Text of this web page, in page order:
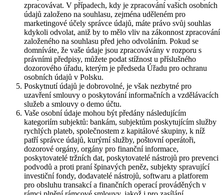
zpracovávat. V případech, kdy je zpracování vašich osobních
údajů založeno na souhlasu, zejména uděleném pro
marketingové účely správce údajů, máte právo svůj souhlas
kdykoli odvolat, aniž by to mělo vliv na zákonnost zpracování
založeného na souhlasu před jeho odvoláním. Pokud se
domníváte, že vaše údaje jsou zpracovávány v rozporu s
právními předpisy, můžete podat stížnost u příslušného
dozorového úřadu, kterým je předseda Úřadu pro ochranu
osobních údajů v Polsku.
Poskytnutí údajů je dobrovolné, je však nezbytné pro
uzavření smlouvy o poskytování informačních a vzdělávacích
služeb a smlouvy o demo účtu.
Vaše osobní údaje mohou být předány následujícím
kategoriím subjektů: bankám, subjektům poskytujícím služby
rychlých plateb, společnostem z kapitálové skupiny, k níž
patří správce údajů, kurýrní služby, poštovní operátoři,
dozorové orgány, orgány pro finanční informace,
poskytovatelé tržních dat, poskytovatelé nástrojů pro prevenci
podvodů a proti praní špinavých peněz, subjekty spravující
investiční fondy, dodavatelé nástrojů, softwaru a platforem
pro obsluhu transakcí a finančních operací prováděných v